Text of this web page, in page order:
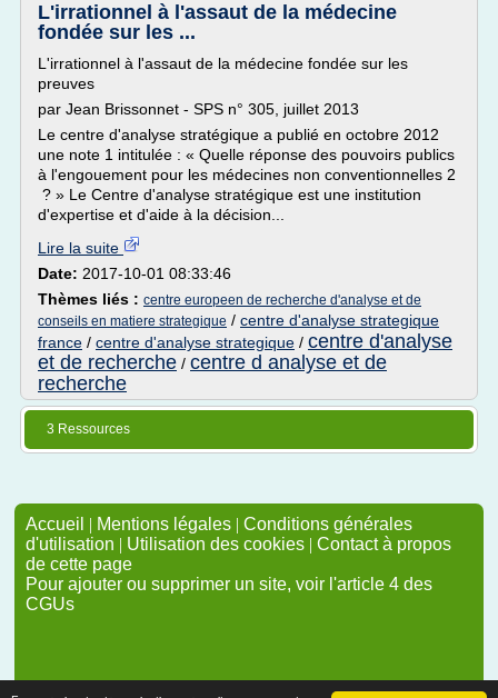
L'irrationnel à l'assaut de la médecine
fondée sur les ...
L'irrationnel à l'assaut de la médecine fondée sur les
preuves
par Jean Brissonnet - SPS n° 305, juillet 2013
Le centre d'analyse stratégique a publié en octobre 2012
une note 1 intitulée : « Quelle réponse des pouvoirs publics
à l'engouement pour les médecines non conventionnelles 2
? » Le Centre d'analyse stratégique est une institution
d'expertise et d'aide à la décision...
Lire la suite
Date: 2017-10-01 08:33:46
Thèmes liés : centre europeen de recherche d'analyse et de
conseils en matiere strategique / centre d'analyse strategique
france / centre d'analyse strategique / centre d'analyse
et de recherche / centre d analyse et de
recherche
3 Ressources
Accueil | Mentions légales | Conditions générales
d'utilisation | Utilisation des cookies | Contact à propos
de cette page
Pour ajouter ou supprimer un site, voir l'article 4 des
CGUs